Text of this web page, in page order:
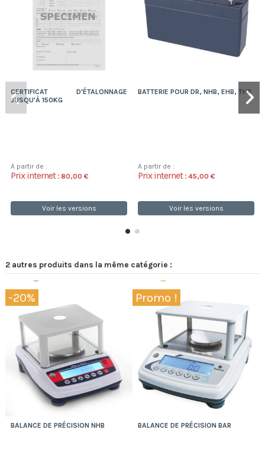
CERTIFICAT D'ÉTALONNAGE
JUSQU'À 150KG
A partir de :
Prix internet : 80,00 €
Voir les versions
BATTERIE POUR DR, NHB, EHB, THB
A partir de :
Prix internet : 45,00 €
Voir les versions
2 autres produits dans la même catégorie :
-20%
BALANCE DE PRÉCISION NHB
Expédition 48/72h
Promo !
BALANCE DE PRÉCISION BAR
Disponible